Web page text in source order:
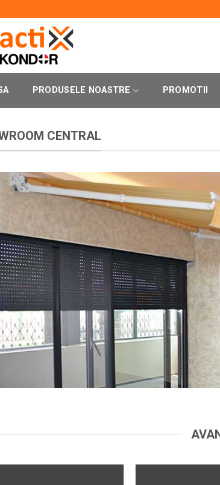
PRODUSELE NOASTRE PROMOTII
CENTRAL